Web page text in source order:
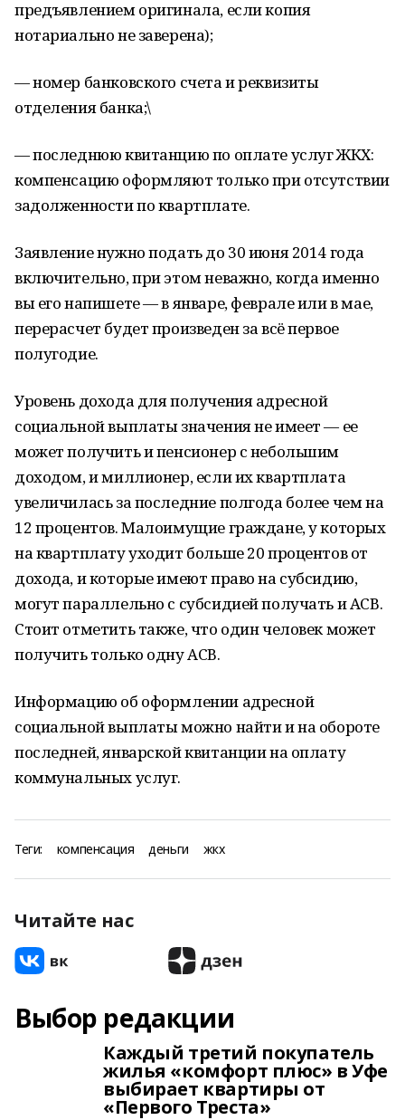
предъявлением оригинала, если копия
нотариально не заверена);
— номер банковского счета и реквизиты
отделения банка;\
— последнюю квитанцию по оплате услуг ЖКХ:
компенсацию оформляют только при отсутствии
задолженности по квартплате.
Заявление нужно подать до 30 июня 2014 года
включительно, при этом неважно, когда именно
вы его напишете — в январе, феврале или в мае,
перерасчет будет произведен за всё первое
полугодие.
Уровень дохода для получения адресной
социальной выплаты значения не имеет — ее
может получить и пенсионер с небольшим
доходом, и миллионер, если их квартплата
увеличилась за последние полгода более чем на
12 процентов. Малоимущие граждане, у которых
на квартплату уходит больше 20 процентов от
дохода, и которые имеют право на субсидию,
могут параллельно с субсидией получать и АСВ.
Стоит отметить также, что один человек может
получить только одну АСВ.
Информацию об оформлении адресной
социальной выплаты можно найти и на обороте
последней, январской квитанции на оплату
коммунальных услуг.
Теги: компенсация деньги жкх
Читайте нас
Выбор редакции
Каждый третий покупатель
жилья «комфорт плюс» в Уфе
выбирает квартиры от
«Первого Треста»